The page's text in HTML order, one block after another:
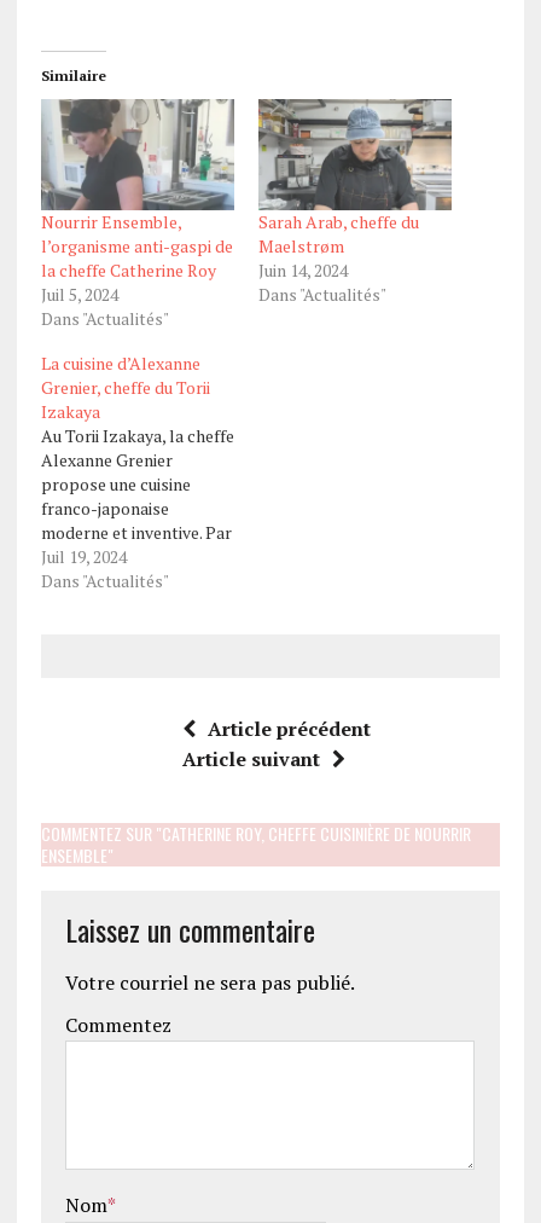
Similaire
Nourrir Ensemble,
l’organisme anti-gaspi de
la cheffe Catherine Roy
Juil 5, 2024
Dans "Actualités"
Sarah Arab, cheffe du
Maelstrøm
Juin 14, 2024
Dans "Actualités"
La cuisine d’Alexanne
Grenier, cheffe du Torii
Izakaya
Au Torii Izakaya, la cheffe
Alexanne Grenier
propose une cuisine
franco-japonaise
moderne et inventive. Par
Noémie Berne Dans un
précédent article,
davantage sur sa cuisine,
son rôle de cheffe et sa…
Juil 19, 2024
Dans "Actualités"
Article précédent
Article suivant
COMMENTEZ SUR "CATHERINE ROY, CHEFFE CUISINIÈRE DE NOURRIR
ENSEMBLE"
Laissez un commentaire
Votre courriel ne sera pas publié.
Commentez
Nom*